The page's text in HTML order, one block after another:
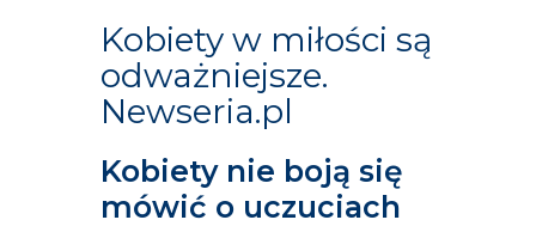
Kobiety w miłości są
odważniejsze.
Newseria.pl
Kobiety nie boją się
mówić o uczuciach